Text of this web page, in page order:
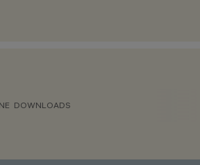
DOWNLOADS